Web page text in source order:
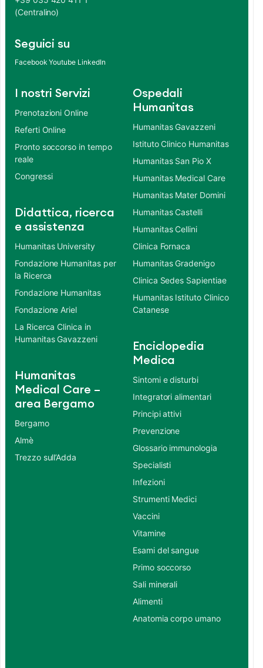
(Centralino)
Seguici su
Facebook Youtube LinkedIn
I nostri Servizi
Prenotazioni Online
Referti Online
Pronto soccorso in tempo
reale
Congressi
Didattica, ricerca
e assistenza
Humanitas University
Fondazione Humanitas per
la Ricerca
Fondazione Humanitas
Fondazione Ariel
La Ricerca Clinica in
Humanitas Gavazzeni
Humanitas
Medical Care –
area Bergamo
Bergamo
Almè
Trezzo sull’Adda
Ospedali
Humanitas
Humanitas Gavazzeni
Istituto Clinico Humanitas
Humanitas San Pio X
Humanitas Medical Care
Humanitas Mater Domini
Humanitas Castelli
Humanitas Cellini
Clinica Fornaca
Humanitas Gradenigo
Clinica Sedes Sapientiae
Humanitas Istituto Clinico
Catanese
Enciclopedia
Medica
Sintomi e disturbi
Integratori alimentari
Principi attivi
Prevenzione
Glossario immunologia
Specialisti
Infezioni
Strumenti Medici
Vaccini
Vitamine
Esami del sangue
Primo soccorso
Sali minerali
Alimenti
Anatomia corpo umano